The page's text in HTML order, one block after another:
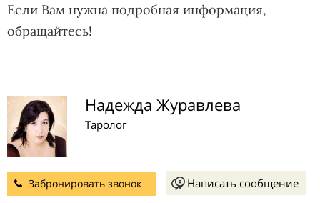
Если Вам нужна подробная информация,
обращайтесь!
Надежда Журавлева
Таролог
Забронировать звонок Написать сообщение